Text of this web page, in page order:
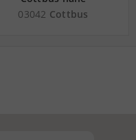
Güterverkehrszentrum
03042 Cottbus